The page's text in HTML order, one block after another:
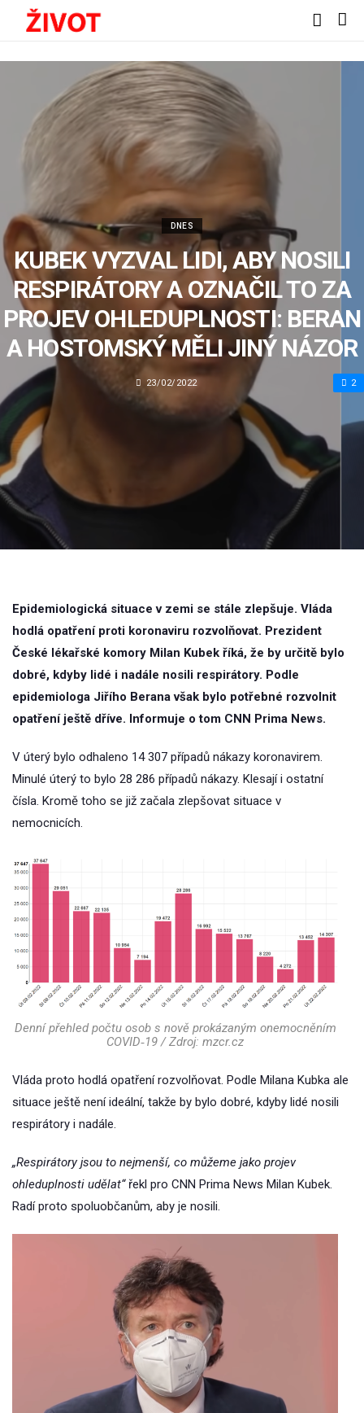
DNES
KUBEK VYZVAL LIDI, ABY NOSILI
RESPIRÁTORY A OZNAČIL TO ZA
PROJEV OHLEDUPLNOSTI: BERAN
A HOSTOMSKÝ MĚLI JINÝ NÁZOR
23/02/2022 2
Epidemiologická situace v zemi se stále zlepšuje. Vláda
hodlá opatření proti koronaviru rozvolňovat. Prezident
České lékařské komory Milan Kubek říká, že by určitě bylo
dobré, kdyby lidé i nadále nosili respirátory. Podle
epidemiologa Jiřího Berana však bylo potřebné rozvolnit
opatření ještě dříve. Informuje o tom CNN Prima News.
V úterý bylo odhaleno 14 307 případů nákazy koronavirem.
Minulé úterý to bylo 28 286 případů nákazy. Klesají i ostatní
čísla. Kromě toho se již začala zlepšovat situace v
nemocnicích.
Denní přehled počtu osob s nově prokázaným onemocněním
COVID‑19 / Zdroj: mzcr.cz
Vláda proto hodlá opatření rozvolňovat. Podle Milana Kubka ale
situace ještě není ideální, takže by bylo dobré, kdyby lidé nosili
respirátory i nadále.
„Respirátory jsou to nejmenší, co můžeme jako projev
ohleduplnosti udělat“řekl pro CNN Prima News Milan Kubek.
Radí proto spoluobčanům, aby je nosili.